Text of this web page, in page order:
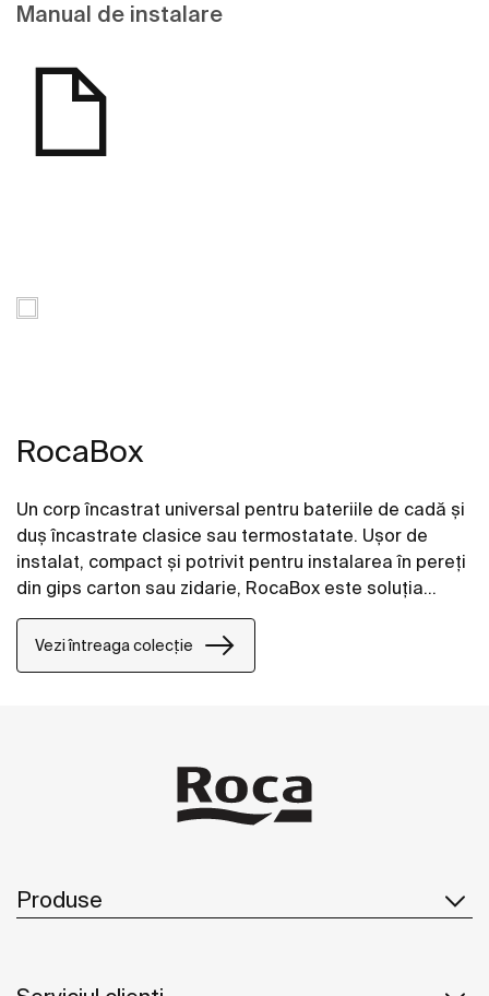
Manual de instalare
RocaBox
Un corp încastrat universal pentru bateriile de cadă și
duș încastrate clasice sau termostatate. Ușor de
instalat, compact și potrivit pentru instalarea în pereți
din gips carton sau zidarie, RocaBox este soluția
perfectă pentru spații cu dimensiuni reduse.
Vezi întreaga colecție
Produse